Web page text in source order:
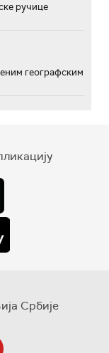
ручице
географским
Србије